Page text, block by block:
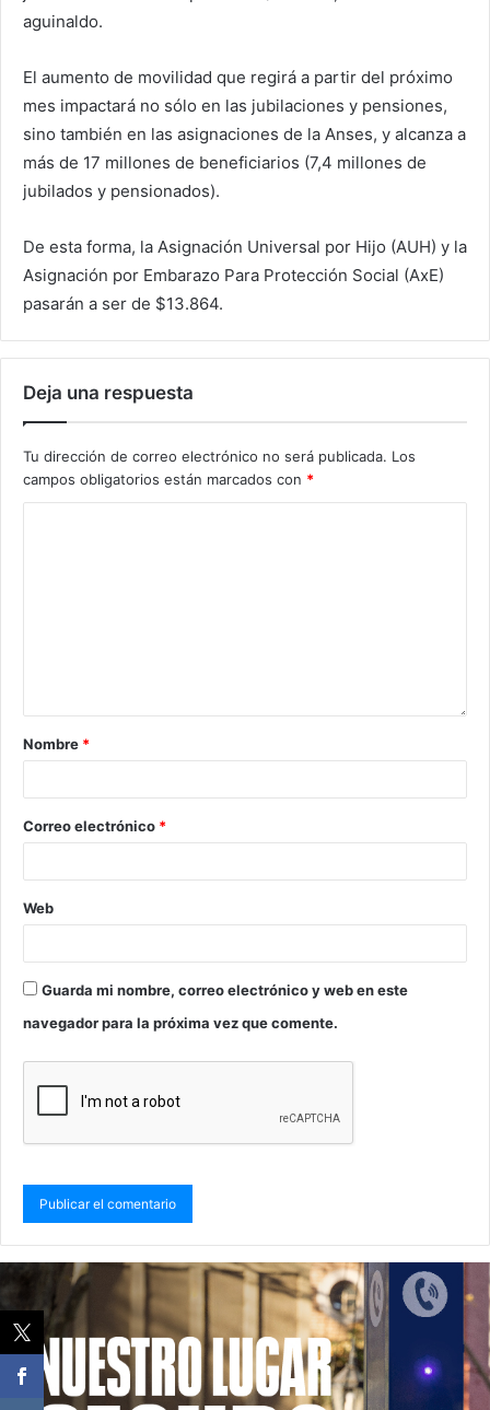
aguinaldo.
El aumento de movilidad que regirá a partir del próximo
mes impactará no sólo en las jubilaciones y pensiones,
sino también en las asignaciones de la Anses, y alcanza a
más de 17 millones de beneficiarios (7,4 millones de
jubilados y pensionados).
De esta forma, la Asignación Universal por Hijo (AUH) y la
Asignación por Embarazo Para Protección Social (AxE)
pasarán a ser de $13.864.
Deja una respuesta
Tu dirección de correo electrónico no será publicada. Los
campos obligatorios están marcados con *
Nombre *
Correo electrónico *
Web
Guarda mi nombre, correo electrónico y web en este
navegador para la próxima vez que comente.